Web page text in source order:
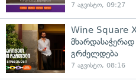
7 აგვისტო, 09:27
Wine Square
მხარდასაჭერად
გრძელდება
7 აგვისტო, 08:16